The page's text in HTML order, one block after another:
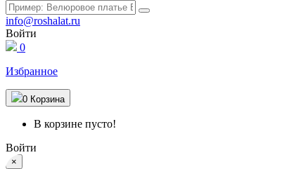
info@roshalat.ru
Войти
0
Избранное
0 Корзина
В корзине пусто!
Войти
×